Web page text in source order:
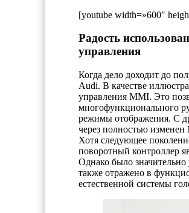
[youtube width=»600″
Радость
управления
Когда дело доходит до
Audi. В качестве
управления MMI. Это
многофункционального
режимы отображения. С
через полностью изменен
Хотя следующее
поворотный контроллер
Однако было
также отражено в
естественной системы